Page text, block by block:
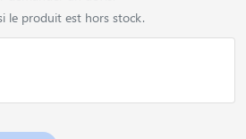
le produit est hors stock.